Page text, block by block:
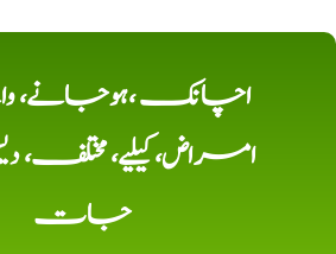
اچانک ،ہوجانے،
امراض، کیلیے، مختلف،
جات